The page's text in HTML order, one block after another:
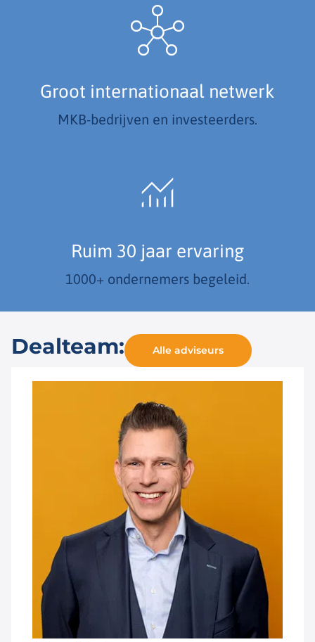
Groot internationaal netwerk
MKB-bedrijven en investeerders.
Ruim 30 jaar ervaring
1000+ ondernemers begeleid.
Dealteam: Alle adviseurs